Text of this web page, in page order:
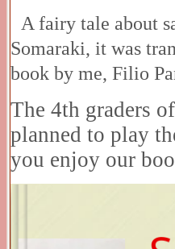
A fairy tale about
Somaraki, it was
book by me, Filio
The 4th graders
planned to play
you enjoy our